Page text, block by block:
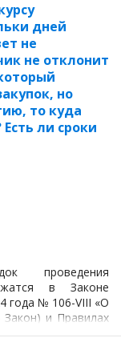
дней
не
не отклонит
но
то куда
ли сроки
проведения
в Законе
года № 106-VIII «О
Закон) и Правилах
закупок,